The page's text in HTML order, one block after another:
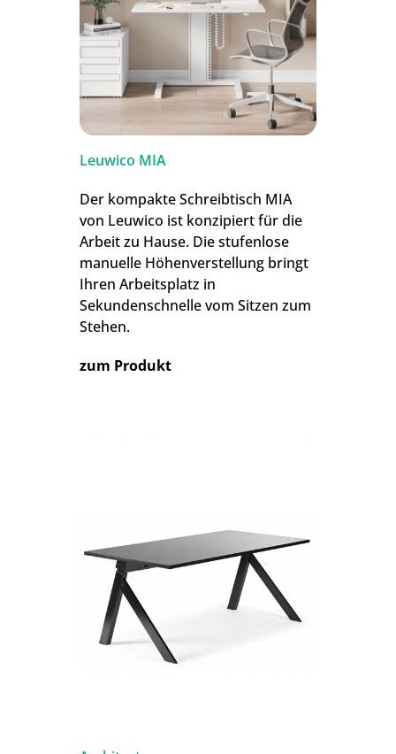
Leuwico MIA
Der kompakte Schreibtisch MIA
von Leuwico ist konzipiert für die
Arbeit zu Hause. Die stufenlose
manuelle Höhenverstellung bringt
Ihren Arbeitsplatz in
Sekundenschnelle vom Sitzen zum
Stehen.
zum Produkt